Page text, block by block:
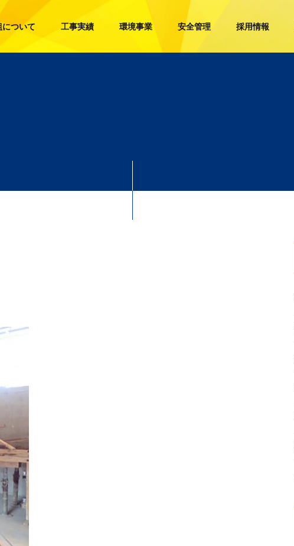
ついて 工事実績 環境事業 安全管理 採用情報